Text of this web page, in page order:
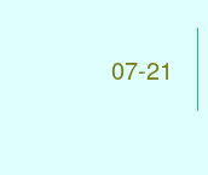
07-21